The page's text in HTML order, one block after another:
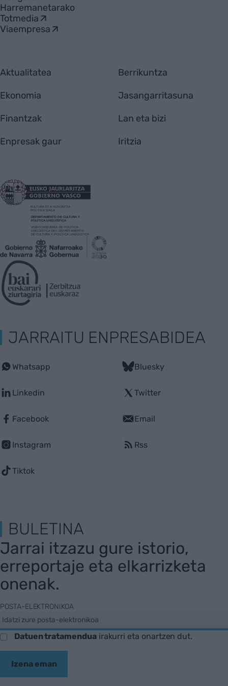
Harremanetarako
Totmedia
Viaempresa
Aktualitatea
Ekonomia
Finantzak
Enpresak gaur
Berrikuntza
Jasangarritasuna
Lan eta bizi
Iritzia
JARRAITU ENPRESABIDEA
Whatsapp
Linkedin
Facebook
Instagram
Tiktok
Bluesky
Twitter
Email
Rss
BULETINA
Jarrai itzazu gure istorio,
erreportaje eta elkarrizketa
onenak.
POSTA-ELEKTRONIKOA
Datuen tratamenduairakurri eta onartzen dut.
Izena eman